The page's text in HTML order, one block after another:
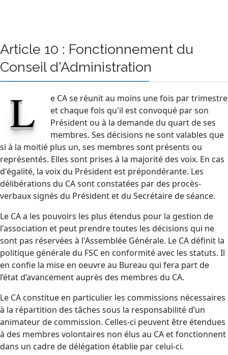
Article 10 : Fonctionnement du
Conseil d'Administration
L
e CA se réunit au moins une fois par trimestre
et chaque fois qu'il est convoqué par son
Président ou à la demande du quart de ses
membres. Ses décisions ne sont valables que
si à la moitié plus un, ses membres sont présents ou
représentés. Elles sont prises à la majorité des voix. En cas
d'égalité, la voix du Président est prépondérante. Les
délibérations du CA sont constatées par des procès-
verbaux signés du Président et du Secrétaire de séance.
Le CA a les pouvoirs les plus étendus pour la gestion de
l'association et peut prendre toutes les décisions qui ne
sont pas réservées à l'Assemblée Générale. Le CA définit la
politique générale du FSC en conformité avec les statuts. Il
en confie la mise en oeuvre au Bureau qui fera part de
l’état d’avancement auprès des membres du CA.
Le CA constitue en particulier les commissions nécessaires
à la répartition des tâches sous la responsabilité d’un
animateur de commission. Celles-ci peuvent être étendues
à des membres volontaires non élus au CA et fonctionnent
dans un cadre de délégation établie par celui-ci.